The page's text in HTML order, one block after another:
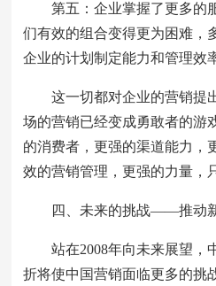
第五：企业掌握了更多的
们有效的组合变得更为困难，
企业的计划制定能力和管理效
这一切都对企业的营销提
场的营销已经变成勇敢者的游
的消费者，更强的渠道能力，
效的营销管理，更强的力量，
四、未来的挑战——推动新
站在2008年向未来展望，
折将使中国营销面临更多的挑